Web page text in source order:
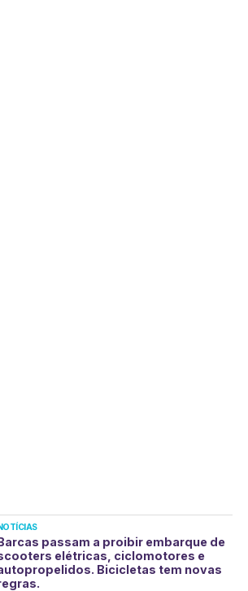
passam a proibir embarque de
elétricas, ciclomotores e
Bicicletas tem novas